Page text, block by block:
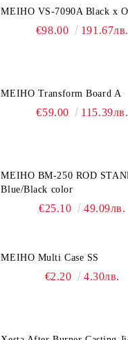
MEIHO VS-7090A Black x
€98.00 191.67лв.
MEIHO Transform Board A
€59.00 115.39лв.
MEIHO BM-250 ROD
Blue/Black color
€25.10 49.09лв.
MEIHO Multi Case SS
€2.20 4.30лв.